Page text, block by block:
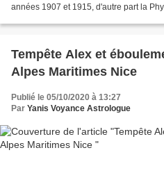
années 1907 et 1915, d'autre part la
Tempête Alex et
Alpes Maritimes Nice
Publié le 05/10/2020 à 13:27
Par Yanis Voyance Astrologue